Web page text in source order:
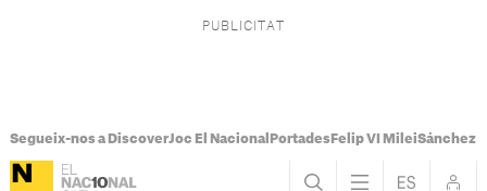
Segueix-nos a DiscoverJoc El Nacional PortadesFelip VI MileiSánchez